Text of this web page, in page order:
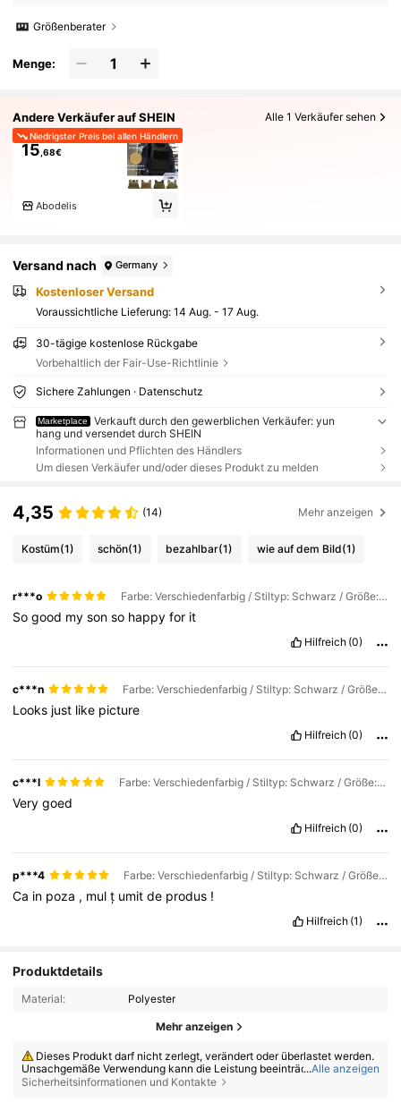
Größenberater
Menge:
Andere Verkäufer auf SHEIN Alle 1 Verkäufer sehen
Niedrigster Preis bei allen Händlern
15,68€
Abodelis
Versand nach Germany
Kostenloser Versand
Voraussichtliche Lieferung: 14 Aug. - 17 Aug.
30-tägige kostenlose Rückgabe
Vorbehaltlich der Fair-Use-Richtlinie
Sichere Zahlungen · Datenschutz
Marketplace
Verkauft durch den gewerblichen Verkäufer: yun
hang und versendet durch SHEIN
Informationen und Pflichten des Händlers
Um diesen Verkäufer und/oder dieses Produkt zu melden
4,35 (14) Mehr anzeigen
Kostüm(1) schön(1) bezahlbar(1) wie auf dem Bild(1)
r***o Farbe: Verschiedenfarbig / Stiltyp: Schwarz / Größe: 1 Stück
Sogood mysonso happyfor it
Hilfreich (0)
c***n Farbe: Verschiedenfarbig / Stiltyp: Schwarz / Größe: 1 Stück
Looks just like picture
Hilfreich (0)
c***l Farbe: Verschiedenfarbig / Stiltyp: Schwarz / Größe: 1 Stück
Verygoed
Hilfreich (0)
p***4 Farbe: Verschiedenfarbig / Stiltyp: Schwarz / Größe: 1 Stück
Ca in poza , mulț umitde produs !
Hilfreich (1)
Produktdetails
Material: Polyester
Mehr anzeigen
Dieses Produkt darf nicht zerlegt, verändert oder überlastet werden.
Unsachgemäße Verwendung kann die Leistung beeinträchtigen, das Pr
odukt beschädigen und das Verletzungsrisiko erhöhen.
...Alle anzeigen
Sicherheitsinformationen und Kontakte
4,74 1.9K Follower